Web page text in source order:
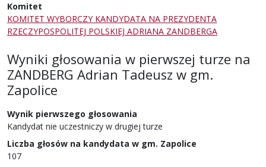
Komitet
KOMITET WYBORCZY KANDYDATA NA PREZYDENTA
RZECZYPOSPOLITEJ POLSKIEJ ADRIANA ZANDBERGA
Wyniki głosowania w pierwszej turze na
ZANDBERG Adrian Tadeusz w gm.
Zapolice
Wynik pierwszego głosowania
Kandydat nie uczestniczy w drugiej turze
Liczba głosów na kandydata w gm. Zapolice
107